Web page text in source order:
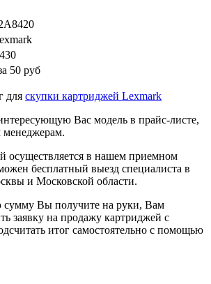
50 руб
для скупки картриджей Lexmark
Вас модель в прайс-листе,
менеджерам.
осуществляется в нашем приемном
бесплатный выезд специалиста в
и Московской области.
сумму Вы получите на руки, Вам
заявку на продажу картриджей с
итог самостоятельно с помощью